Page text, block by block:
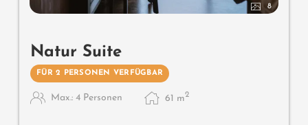
8
Natur Suite
FÜR 2 PERSONEN VERFÜGBAR
Max.: 4 Personen 61 m2